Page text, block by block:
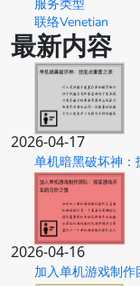
服务类型
联络Venetian
最新内容
2026-04-17
单机暗黑破坏神：
2026-04-16
加入单机游戏制